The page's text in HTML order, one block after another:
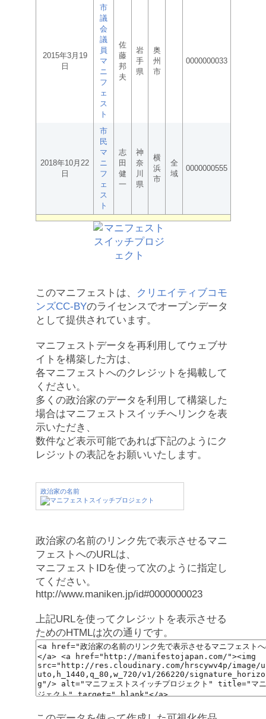
2015年3月19
日
市
議
会
議
員
マ
ニ
フ
ェ
ス
ト
佐
藤
邦
夫
岩
手
県
奥
州
市
0000000033
2018年10月22
日
市
民
マ
ニ
フ
ェ
ス
ト
志
田
健
一
神
奈
川
県
横
浜
市
全
域
0000000555
このマニフェストは、
クリエイティブコモ
ンズCC-BYのライセンスでオープンデータ
として提供されています。
マニフェストデータを再利用してウェブサ
イトを構築した方は、
各マニフェストへのクレジットを掲載して
ください。
多くの政治家のデータを利用して構築した
場合はマニフェストスイッチへリンクを表
示いただき、
数件など表示可能であれば下記のようにク
レジットの表記をお願いいたします。
政治家の名前
政治家の名前のリンク先で表示させるマニ
フェストへのURLは、
マニフェストIDを使って次のように指定し
てください。
http://www.maniken.jp/id#0000000023
上記URLを使ってクレジットを表示させる
ためのHTMLは次の通りです。